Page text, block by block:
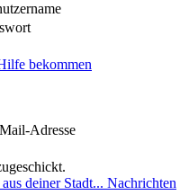
bekommen
Adresse
Nachrichten